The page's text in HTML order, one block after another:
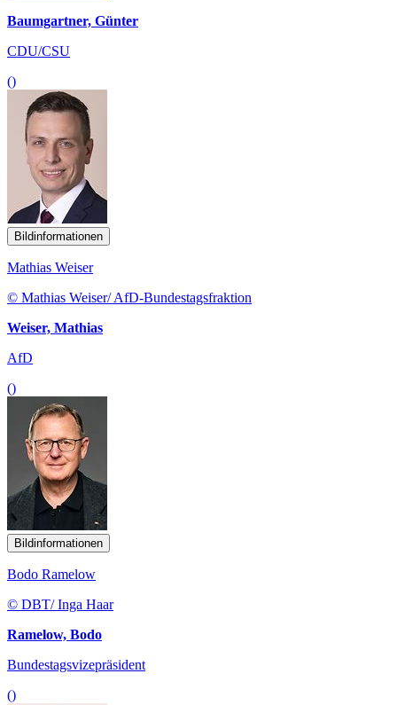
Baumgartner, Günter
CDU/CSU
()
Bildinformationen
Mathias Weiser
© Mathias Weiser/ AfD-Bundestagsfraktion
Weiser, Mathias
AfD
()
Bildinformationen
Bodo Ramelow
© DBT/ Inga Haar
Ramelow, Bodo
Bundestagsvizepräsident
()